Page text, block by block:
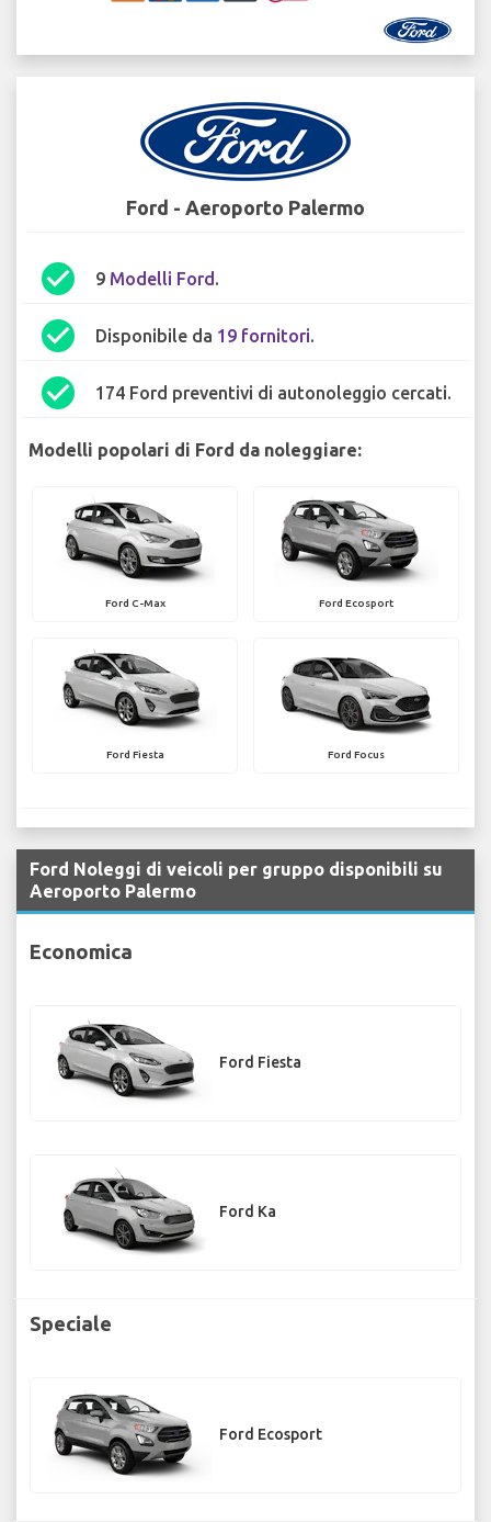
Ford - Aeroporto Palermo
check_circle 9 Modelli Ford.
check_circle Disponibile da 19 fornitori.
check_circle 174 Ford preventivi di autonoleggio cercati.
Modelli popolari di Ford da noleggiare:
Ford C-Max Ford Ecosport
Ford Fiesta Ford Focus
Ford Noleggi di veicoli per gruppo disponibili su
Aeroporto Palermo
Economica
Ford Fiesta
Ford Ka
Speciale
Ford Ecosport